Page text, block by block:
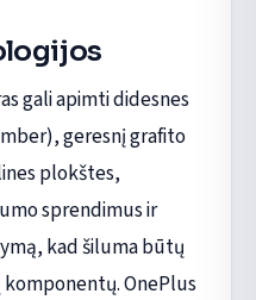
gali apimti didesnes
geresnį grafito
plokštes,
sprendimus ir
kad šiluma būtų
OnePlus